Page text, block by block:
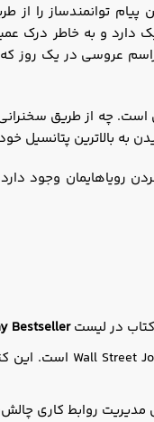
توانمندساز را
دارد و به خاطر درک
عروسی در یک روز
است. چه از طریق
وجود
در لیستBestseller
مدیریت روابط کاری